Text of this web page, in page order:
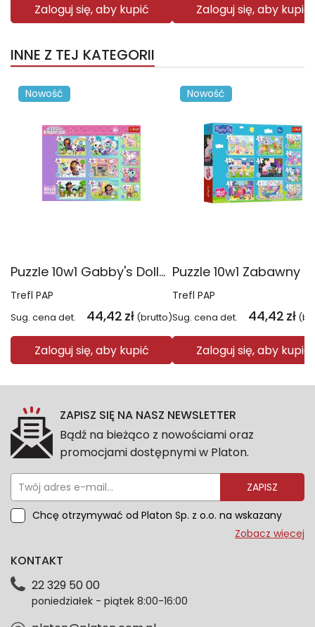
Zaloguj się, aby kupić Zaloguj się, aby kupić
INNE Z TEJ KATEGORII
Nowość
Puzzle 10w1 Gabby's Dollhouse Gabby i jej świat 96014
Trefl PAP
Sug. cena det. 44,42 zł (brutto)
Zaloguj się, aby kupić
Nowość
Trefl PAP
Sug. cena det. 44,42 zł
Zaloguj się, aby kupić
ZAPISZ SIĘ NA NASZ NEWSLETTER
Bądź na bieżąco z nowościami oraz
promocjami dostępnymi w Platon.
ZAPISZ
Chcę otrzymywać od Platon Sp. z o.o. na wskazany
przeze mnie adres e-mail informacje marketingowe
dotyczące danych osobowych znajdziesz w naszej
każdym czasie. Wycofanie zgody nie wpłynie na
zgodność z prawem przetwarzania dokonanego przed
Zobacz więcej
KONTAKT
22 329 50 00
poniedziałek - piątek 8:00-16:00